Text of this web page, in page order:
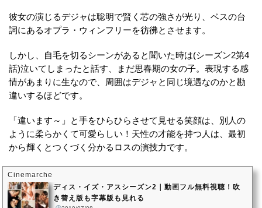
彼女の演じるデジャは聡明で賢く芯の強さが光り、ベスの台
詞にあるオプラ・ウィンフリーを彷彿とさせます。
しかし、自毛を切るシーンがあると聞いた時は(シーズン2第4
話)泣いてしまったと話す、まだ思春期の女の子。表現する感
情があまりに生なので、周囲はデジャと同じ境遇なのかと勘
違いするほどです。
「違います～」と手をひらひらさせて見せる笑顔は、別人の
ように柔らかくて可愛らしい！天性の才能を持つ人は、最初
から輝くとつくづく分かるロスの演技力です。
Cinemarche
ディス・イズ・アスシーズン2｜動画フル無料視聴！吹
き替え版も字幕版も見れる